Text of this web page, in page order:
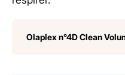
Olaplex n°4D Clean